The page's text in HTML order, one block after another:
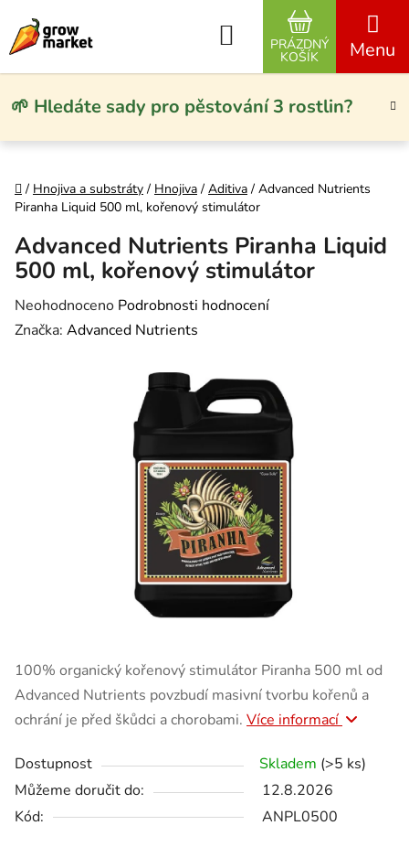
🌱 Hledáte sady pro pěstování 3 rostlin?
Hledat
NÁKUPNÍ
PRÁZDNÝ
KOŠÍK
Domů
/ Hnojiva a substráty / Hnojiva / Aditiva / Advanced Nutrients
Piranha Liquid 500 ml, kořenový stimulátor
100% organický kořenový stimulátor Piranha 500 ml od
Advanced Nutrients povzbudí masivní tvorbu kořenů a
ochrání je před škůdci a chorobami. Více informací
Dostupnost Skladem (>5 ks)
Můžeme doručit do:
12.8.2026
Kód:
ANPL0500
Advanced Nutrients Piranha Liquid
500 ml, kořenový stimulátor
Průměrné hodnocení produktu je 0,0 z 5 hvězdiček.
Neohodnoceno Podrobnosti hodnocení
Značka: Advanced Nutrients